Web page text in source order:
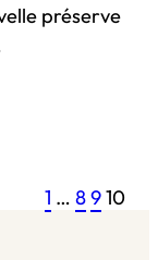
préserve
1 … 8910